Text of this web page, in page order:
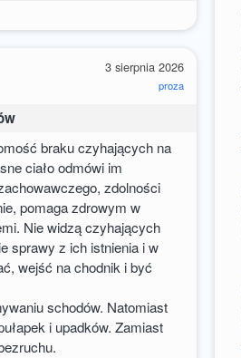
3 sierpnia 2026
proza
braku czyhających na
ciało odmówi im
zdolności
pomaga zdrowym w
Nie widzą czyhających
sprawy z ich istnienia i w
wejść na chodnik i być
schodów. Natomiast
i upadków. Zamiast